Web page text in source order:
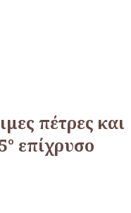
πέτρες και
επίχρυσο